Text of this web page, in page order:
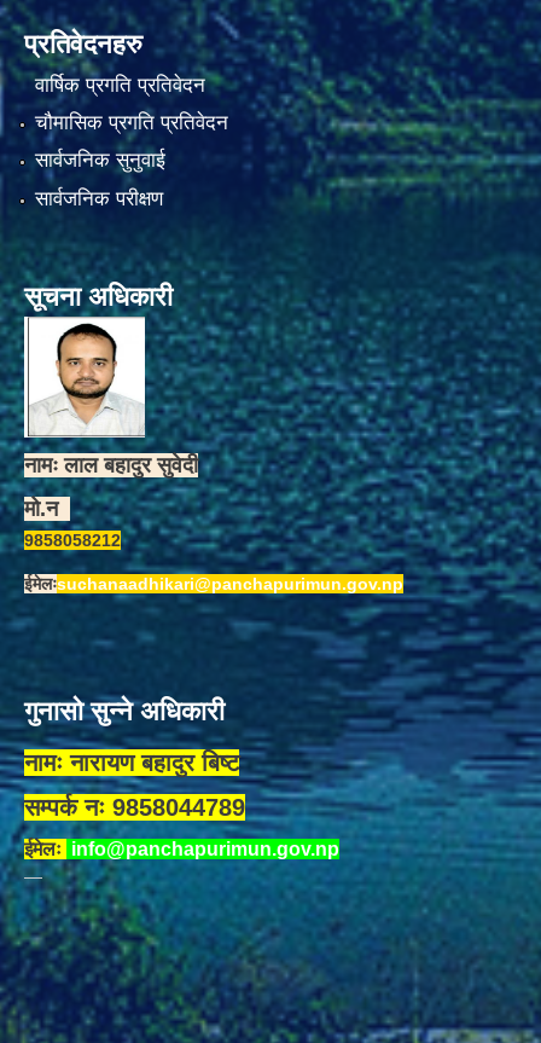
प्रतिवेदनहरु
वार्षिक प्रगति प्रतिवेदन
चौमासिक प्रगति प्रतिवेदन
सार्वजनिक सुनुवाई
सार्वजनिक परीक्षण
सूचना अधिकारी
नामः लाल बहादुर सुवेदी
मो.न
9858058212
ईमेलःsuchanaadhikari@panchapurimun.gov.np
गुनासो सुन्ने अधिकारी
नामः नारायण बहादुर बिष्ट
सम्पर्क नः 9858044789
ईमेलः info@panchapurimun.gov.np